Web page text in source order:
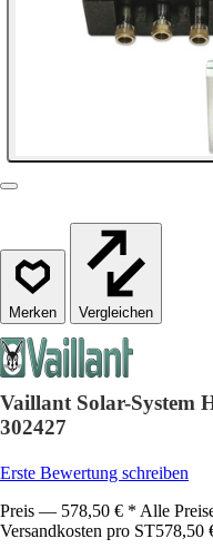
Vergleichen
Vaillant Solar-System
302427
Erste Bewertung schreiben
Preis — 578,50 € * Alle
Versandkosten pro ST578,50